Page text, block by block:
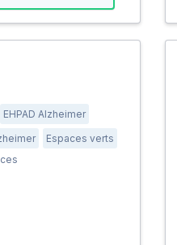
EHPAD Alzheimer
Espaces verts